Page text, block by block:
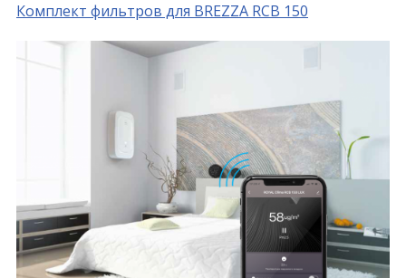
Комплект фильтров для BREZZA RCB 150